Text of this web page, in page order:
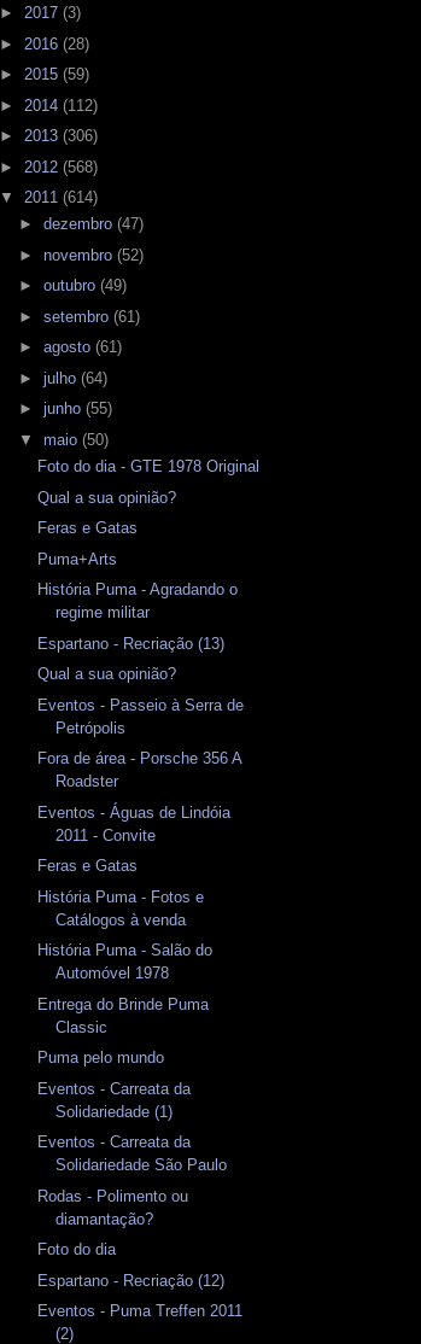
► 2017 (3)
► 2016 (28)
► 2015 (59)
► 2014 (112)
► 2013 (306)
► 2012 (568)
▼ 2011 (614)
► dezembro (47)
► novembro (52)
► outubro (49)
► setembro (61)
► agosto (61)
► julho (64)
► junho (55)
▼ maio (50)
Foto do dia - GTE 1978 Original
Qual a sua opinião?
Feras e Gatas
Puma+Arts
História Puma - Agradando o
regime militar
Espartano - Recriação (13)
Qual a sua opinião?
Eventos - Passeio à Serra de
Petrópolis
Fora de área - Porsche 356 A
Roadster
Eventos - Águas de Lindóia
2011 - Convite
Feras e Gatas
História Puma - Fotos e
Catálogos à venda
História Puma - Salão do
Automóvel 1978
Entrega do Brinde Puma
Classic
Puma pelo mundo
Eventos - Carreata da
Solidariedade (1)
Eventos - Carreata da
Solidariedade São Paulo
Rodas - Polimento ou
diamantação?
Foto do dia
Espartano - Recriação (12)
Eventos - Puma Treffen 2011
(2)